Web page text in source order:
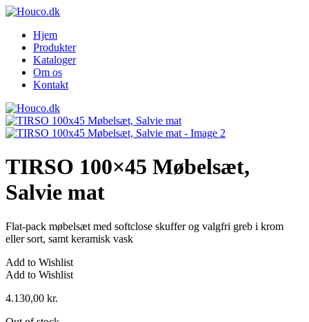
Hjem
Produkter
Kataloger
Om os
Kontakt
TIRSO 100×45 Møbelsæt,
Salvie mat
Flat-pack møbelsæt med softclose skuffer og valgfri greb i krom
eller sort, samt keramisk vask
Add to Wishlist
Add to Wishlist
4.130,00 kr.